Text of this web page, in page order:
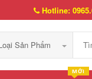
Hotline:
Sản Phẩm
MỚI